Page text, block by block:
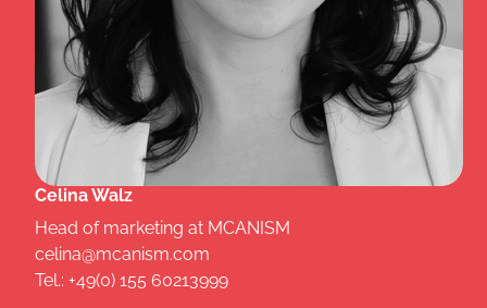
Celina Walz
Head of marketing at MCANISM
celina@mcanism.com
Tel.: +49(0) 155 60213999